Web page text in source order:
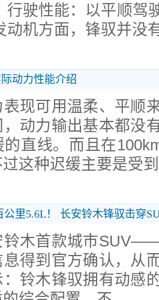
行驶性能：以平顺驾
动机方面，锋驭并没
动力性能介绍
现可用温柔、平顺
动力输出基本都没
的直线。而且在
这种迟缓主要是受
公里5.6L！ 长安铃木锋驭击穿
铃木首款城市
得到官方确认，从
铃木锋驭拥有动感